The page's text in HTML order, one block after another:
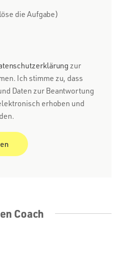
die Aufgabe)
zur
Ich stimme zu, dass
Daten zur Beantwortung
erhoben und
Coach